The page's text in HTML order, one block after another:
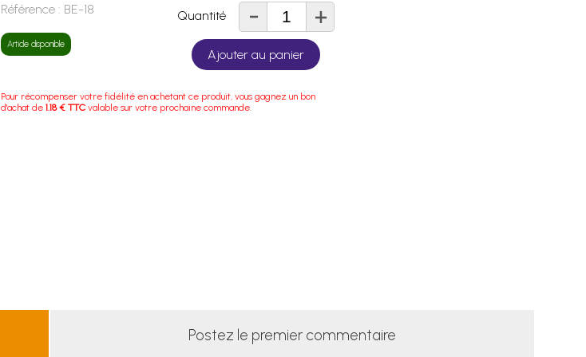
Référence : BE-18
Article disponible
Quantité - +
Ajouter au panier
Pour récompenser votre fidélité en achetant ce produit, vous gagnez un bon
d'achat de1.18 € TTC valable sur votre prochaine commande.
Postez le premier commentaire